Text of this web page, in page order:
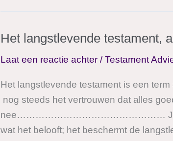
maken?
Het langstlevende testament,
Laat een reactie achter /Testament
Het langstlevende testament is een
nog steeds het vertrouwen dat alles
nee………………………………………… Ja, het
wat het belooft; het beschermt de